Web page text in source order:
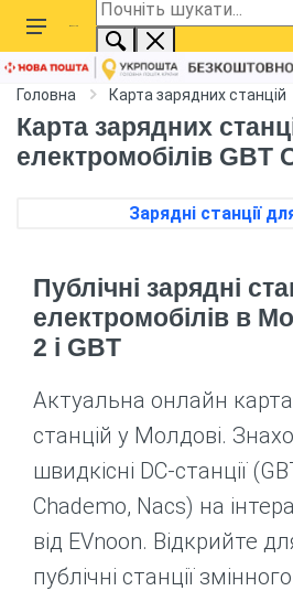
Головна Карта зарядних станцій
Карта зарядних
електромобілів GBT
Зарядні станції
Публічні зарядні
електромобілів в
2 і GBT
Актуальна онлайн
станцій у Молдові.
швидкісні DC-станції
Chademo, Nacs) на
від EVnoon. Відкрийте
публічні станції